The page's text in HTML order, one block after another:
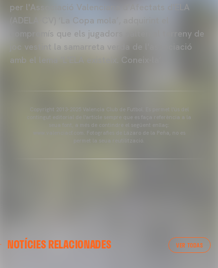
per l'Associació Valenciana d'Afectats d'ELA
(ADELA-CV) ‘La Copa mola’, adquirint el
compromís que els jugadors salten al terreny de
joc vestint la samarreta verda de l'associació
amb el lema ‘L'ELA existeix. Coneix-la’.
Copyright 2013-2025 Valencia Club de Futbol. Es permet l'ús del
contingut editorial de l'article sempre que es faça referència a la
seua font, a més de contindre el següent enllaç:
www.valenciacf.com. Fotografies de Lázaro de la Peña, no es
permet la seua reutilització.
NOTÍCIES RELACIONADES VER TODAS
ENTRENAMENT DEL VALENCIA CF 04/03/26